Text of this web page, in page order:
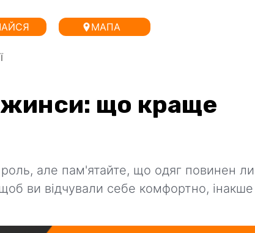
МАПА
що краще
роль, але пам'ятайте, що одяг повинен
ви відчували себе комфортно,